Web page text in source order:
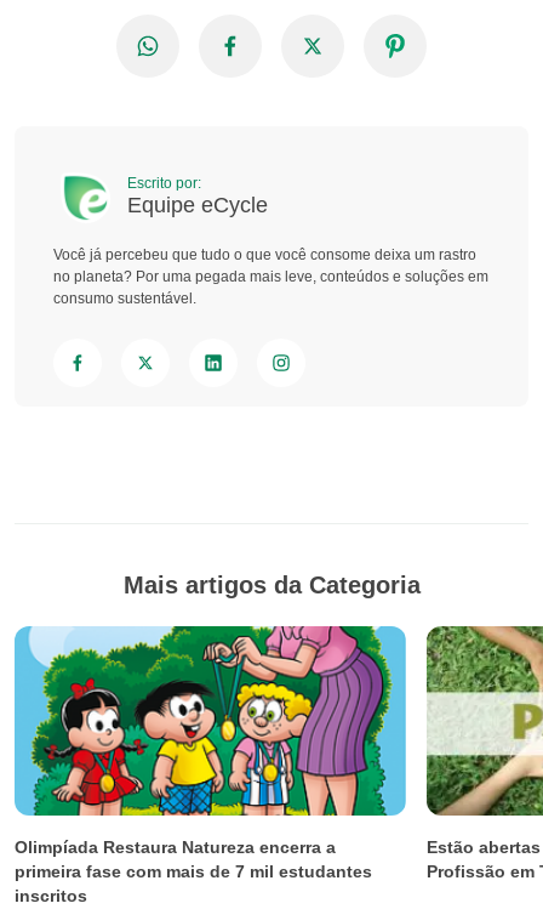
Escrito por:
Equipe eCycle
Você já percebeu que tudo o que você consome deixa um rastro
no planeta? Por uma pegada mais leve, conteúdos e soluções em
consumo sustentável.
Mais artigos da Categoria
Olimpíada Restaura Natureza encerra a
primeira fase com mais de 7 mil estudantes
inscritos
Estão
Profissão em